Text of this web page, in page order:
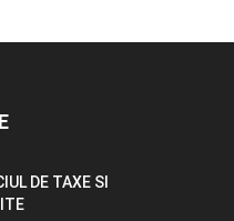
DE TAXE SI